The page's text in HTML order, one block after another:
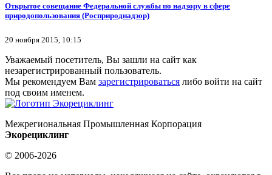
Открытое совещание Федеральной службы по надзору в сфере
природопользования (Росприроднадзор)
20 ноября 2015, 10:15
Уважаемый посетитель, Вы зашли на сайт как
незарегистрированный пользователь.
Мы рекомендуем Вам зарегистрироваться либо войти на сайт
под своим именем.
Межрегиональная Промышленная Корпорация
Экорециклинг
© 2006-2026